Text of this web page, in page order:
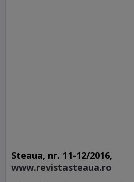
Steaua, nr. 11-12/2016,
www.revistasteaua.ro